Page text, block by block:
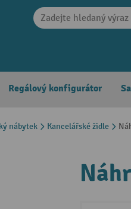
Regálový konfigurátor
nábytek Kancelářské židle